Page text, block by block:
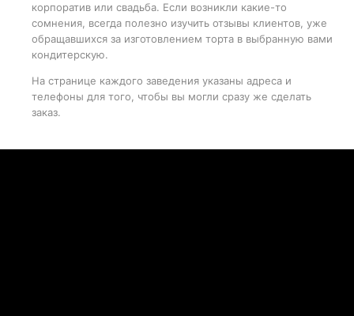
корпоратив или свадьба. Если возникли какие-то
сомнения, всегда полезно изучить отзывы клиентов, уже
обращавшихся за изготовлением торта в выбранную вами
кондитерскую.
На странице каждого заведения указаны адреса и
телефоны для того, чтобы вы могли сразу же сделать
заказ.